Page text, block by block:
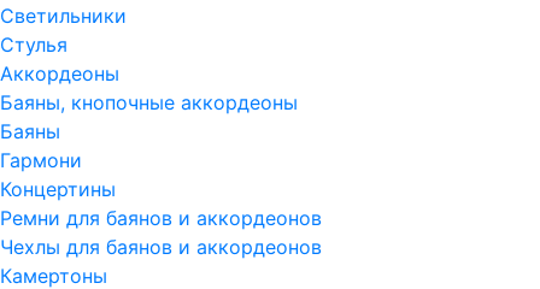
Светильники
Стулья
Аккордеоны
Баяны, кнопочные аккордеоны
Баяны
Гармони
Концертины
Ремни для баянов и аккордеонов
Чехлы для баянов и аккордеонов
Камертоны